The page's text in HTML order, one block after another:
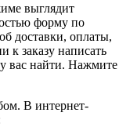
выглядит
форму по
доставки, оплаты,
к заказу написать
вас найти. Нажмите
В интернет-